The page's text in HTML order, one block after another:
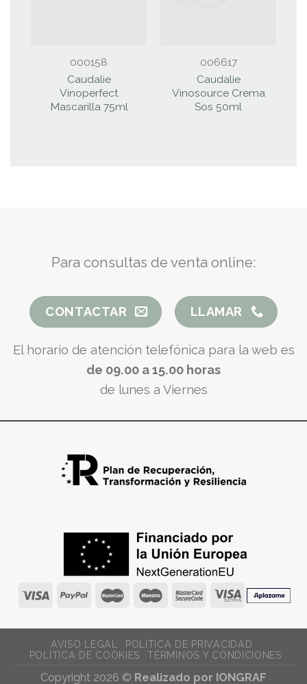
000158
Caudalie
Vinoperfect
Mascarilla 75ml
006617
Caudalie
Vinosource Crema
Sos 50ml
Para consultas de venta online:
CONTACTAR LLAMAR
El horario de atención telefónica para la web es
de 09.00 a 15.00 horas
de lunes a Viernes
AVISO LEGAL
POLÍTICA DE PRIVACIDAD
POLÍTICA DE COOKIES
TÉRMINOS Y CONDICIONES
Copyright 2026 © Realizado por IONGRAF